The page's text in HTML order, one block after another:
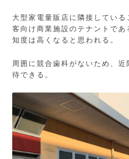
大型家電量販店に隣接してい
客向け商業施設のテナントで
知度は高くなると思われる。
周囲に競合歯科がないため、
待できる。